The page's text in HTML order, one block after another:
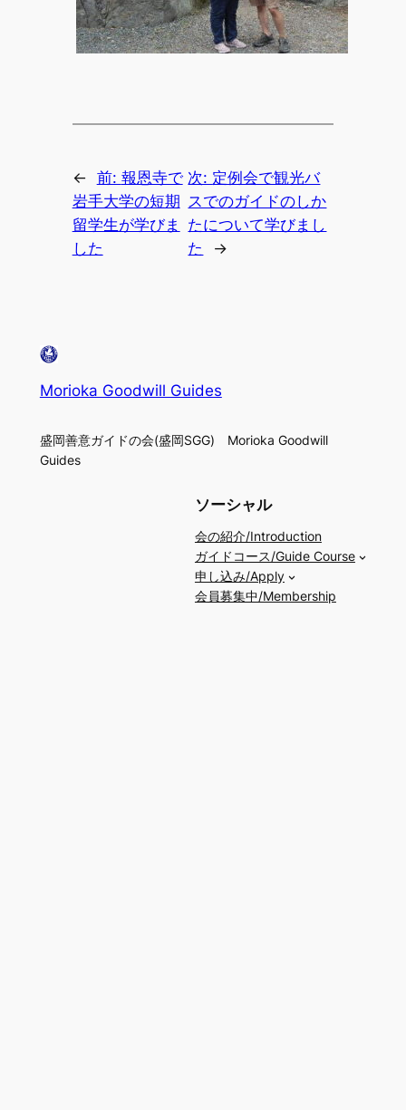
← 前: 報恩寺で
岩手大学の短期
留学生が学びま
した
次: 定例会で観光バ
スでのガイドのしか
たについて学びまし
た
→
Morioka Goodwill Guides
盛岡善意ガイドの会(盛岡SGG) Morioka Goodwill
Guides
ソーシャル
会の紹介/Introduction
ガイドコース/Guide Course
申し込み/Apply
会員募集中/Membership